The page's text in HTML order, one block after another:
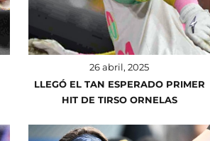
26 abril, 2025
LLEGÓ EL TAN ESPERADO PRIMER
HIT DE TIRSO ORNELAS